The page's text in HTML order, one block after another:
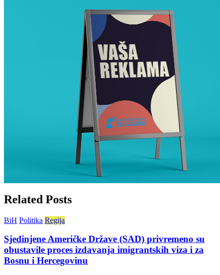
Related Posts
BiH Politika Regija
Sjedinjene Američke Države (SAD) privremeno su
obustavile proces izdavanja imigrantskih viza i za
Bosnu i Hercegovinu